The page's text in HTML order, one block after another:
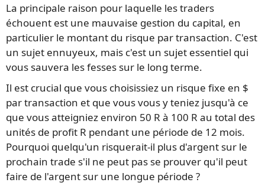
La principale raison pour laquelle les traders
échouent est une mauvaise gestion du capital, en
particulier le montant du risque par transaction. C'est
un sujet ennuyeux, mais c'est un sujet essentiel qui
vous sauvera les fesses sur le long terme.
Il est crucial que vous choisissiez un risque fixe en $
par transaction et que vous vous y teniez jusqu'à ce
que vous atteigniez environ 50 R à 100 R au total des
unités de profit R pendant une période de 12 mois.
Pourquoi quelqu'un risquerait-il plus d'argent sur le
prochain trade s'il ne peut pas se prouver qu'il peut
faire de l'argent sur une longue période ?